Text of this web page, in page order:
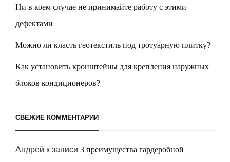
Ни в коем случае не принимайте работу с этими
дефектами
Можно ли класть геотекстиль под тротуарную плитку?
Как установить кронштейны для крепления наружных
блоков кондиционеров?
СВЕЖИЕ КОММЕНТАРИИ
Андрей к записи 3 преимущества гардеробной